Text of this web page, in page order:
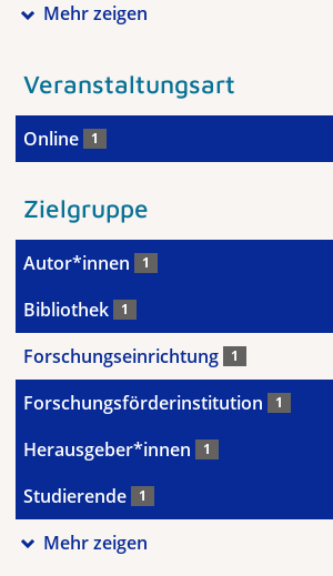
Mehr zeigen
Veranstaltungsart
Online 1
Zielgruppe
Autor*innen 1
Bibliothek 1
Forschungseinrichtung 1
Forschungsförderinstitution 1
Herausgeber*innen 1
Studierende 1
Mehr zeigen